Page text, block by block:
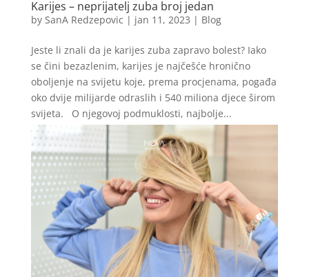
Karijes – neprijatelj zuba broj jedan
by SanA Redzepovic | jan 11, 2023 | Blog
Jeste li znali da je karijes zuba zapravo bolest? Iako
se čini bezazlenim, karijes je najčešće hronično
oboljenje na svijetu koje, prema procjenama, pogađa
oko dvije milijarde odraslih i 540 miliona djece širom
svijeta. O njegovoj podmuklosti, najbolje...